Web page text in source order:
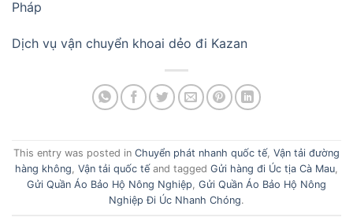
Pháp
Dịch vụ vận chuyển khoai dẻo đi Kazan
This entry was posted in Chuyển phát nhanh quốc tế Vận tải đường
hàng không Vận tải quốc tế and tagged Gửi hàng đi Úc tịa Cà Mau
Gửi Quần Áo Bảo Hộ Nông Nghiệp Gửi Quần Áo Bảo Hộ Nông
Nghiệp Đi Úc Nhanh Chóng.